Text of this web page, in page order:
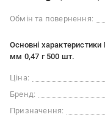
Обмін та повернення:
Основні характеристики
мм 0,47 г 500 шт.
Ціна:
Бренд:
Призначення: